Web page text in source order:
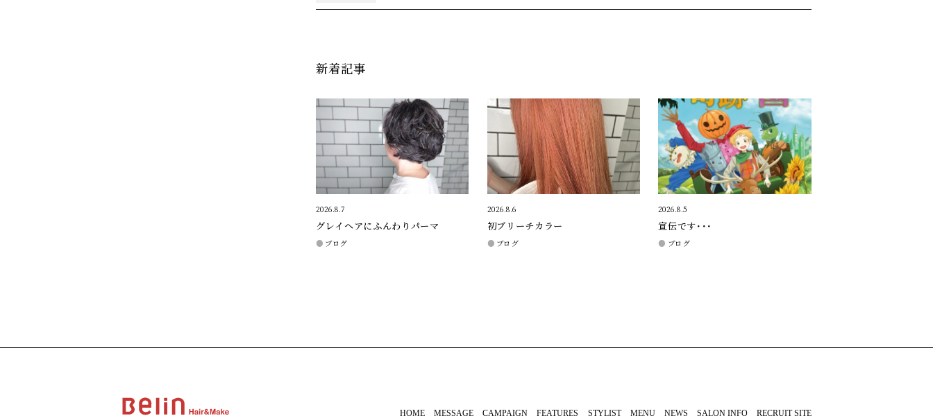
新着記事
2026.8.7
グレイヘアにふんわりパーマ
ブログ
2026.8.6
初ブリーチカラー
ブログ
2026.8.5
宣伝です・・・
ブログ
HOME MESSAGE CAMPAIGN FEATURES STYLIST MENU NEWS SALON INFO RECRUIT SITE